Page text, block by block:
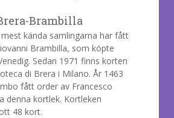
Brambilla
kända samlingarna har fått
Brambilla, som köpte
Sedan 1971 finns korten
di Brera i Milano. År 1463
fått order av Francesco
denna kortlek. Kortleken
48 kort.